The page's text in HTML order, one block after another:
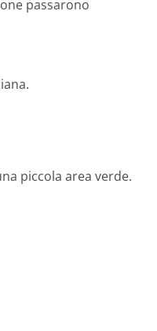
passarono
piccola area verde.